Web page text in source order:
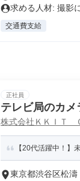
求める人材: 撮影
交通費支給
正社員
テレビ局のカ
株式会社ＫＫＩＴ
【20代活躍中！】
東京都渋谷区松濤